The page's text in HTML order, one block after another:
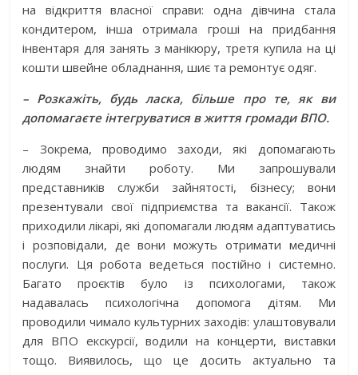
на відкриття власної справи: одна дівчина стала
кондитером, інша отримала гроші на придбання
інвентаря для занять з манікюру, третя купила на ці
кошти швейне обладнання, шиє та ремонтує одяг.
– Розкажіть, будь ласка, більше про те, як ви
допомагаєте інтегруватися в життя громади ВПО.
– Зокрема, проводимо заходи, які допомагають
людям знайти роботу. Ми запрошували
представників служби зайнятості, бізнесу; вони
презентували свої підприємства та вакансії. Також
приходили лікарі, які допомагали людям адаптуватись
і розповідали, де вони можуть отримати медичні
послуги. Ця робота ведеться постійно і системно.
Багато проєктів було із психологами, також
надавалась психологічна допомога дітям. Ми
проводили чимало культурних заходів: улаштовували
для ВПО екскурсії, водили на концерти, виставки
тощо. Виявилось, що це досить актуально та